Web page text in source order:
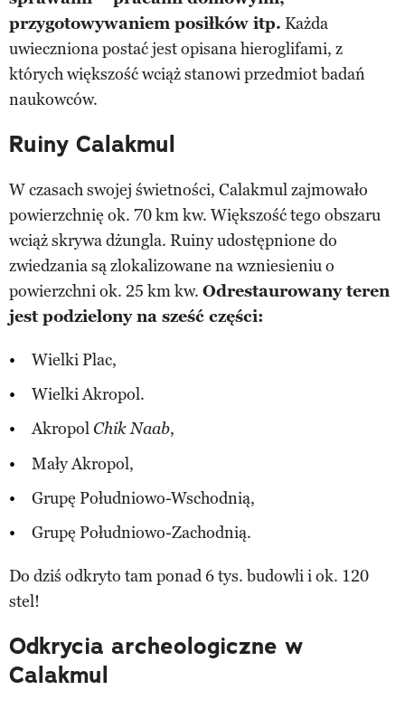
przygotowywaniem posiłków itp. Każda
uwieczniona postać jest opisana hieroglifami, z
których większość wciąż stanowi przedmiot badań
naukowców.
Ruiny Calakmul
W czasach swojej świetności, Calakmul zajmowało
powierzchnię ok. 70 km kw. Większość tego obszaru
wciąż skrywa dżungla. Ruiny udostępnione do
zwiedzania są zlokalizowane na wzniesieniu o
powierzchni ok. 25 km kw. Odrestaurowany teren
jest podzielony na sześć części:
Wielki Plac,
Wielki Akropol.
Akropol Chik Naab,
Mały Akropol,
Grupę Południowo-Wschodnią,
Grupę Południowo-Zachodnią.
Do dziś odkryto tam ponad 6 tys. budowli i ok. 120
stel!
Odkrycia archeologiczne w
Calakmul